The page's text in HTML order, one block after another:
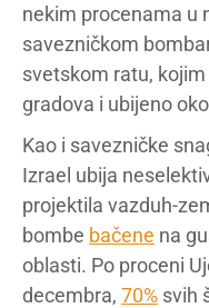
nekim procenama u
savezničkom
svetskom ratu,
gradova i ubijeno
Kao i savezničke
Izrael ubija
projektila vazduh-
bombe bačene na
oblasti. Po proceni
decembra, 70% svih